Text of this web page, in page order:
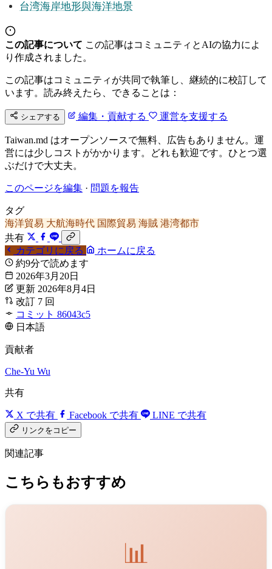
台湾海岸地形與海洋地景
この記事について この記事はコミュニティとAIの協力によ
り作成されました。
この記事はコミュニティが共同で執筆し、継続的に校訂して
います。読み終えたら、できることは：
シェアする 編集・貢献する 運営を支援する
Taiwan.md はオープンソースで無料、広告もありません。運
営には少しコストがかかります。どれも歓迎です。ひとつ選
ぶだけで大丈夫。
このページを編集 · 問題を報告
タグ
海洋貿易 大航海時代 国際貿易 海賊 港湾都市
共有
カテゴリに戻る
ホームに戻る
約9分で読めます
2026年3月20日
更新 2026年8月4日
改訂 7 回
コミット 86043c5
日本語
貢献者
Che-Yu Wu
共有
X で共有 Facebook で共有 LINE で共有
リンクをコピー
関連記事
こちらもおすすめ
📊